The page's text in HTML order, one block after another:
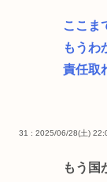
ここま
もうわ
責任取
31 : 2025/06/28(土)
もう国